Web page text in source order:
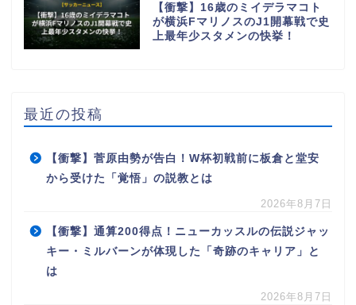
【衝撃】16歳のミイデラマコト
が横浜FマリノスのJ1開幕戦で史
上最年少スタメンの快挙！
最近の投稿
【衝撃】菅原由勢が告白！W杯初戦前に板倉と堂安
から受けた「覚悟」の説教とは
2026年8月7日
【衝撃】通算200得点！ニューカッスルの伝説ジャッ
キー・ミルバーンが体現した「奇跡のキャリア」と
は
2026年8月7日